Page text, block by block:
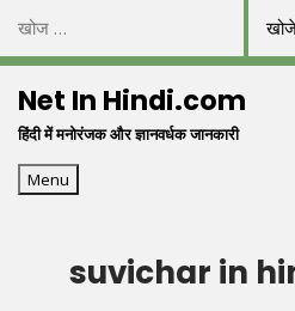
निम्न
को
खोजें:Net In Hindi.com
हिंदी में मनोरंजक और ज्ञानवर्धक जानकारी
Menu
suvichar in